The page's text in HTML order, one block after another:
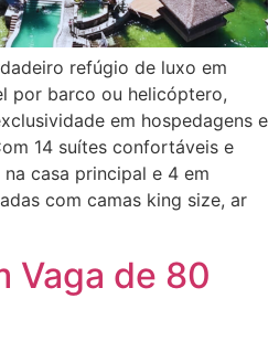
refúgio de luxo em
por barco ou helicóptero,
em hospedagens e
14 suítes confortáveis e
casa principal e 4 em
com camas king size, ar
Vaga de 80